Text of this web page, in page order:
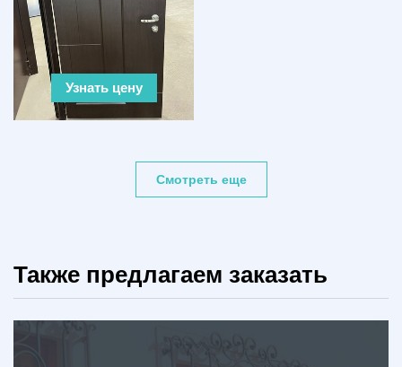
Узнать цену
Смотреть еще
Также предлагаем заказать